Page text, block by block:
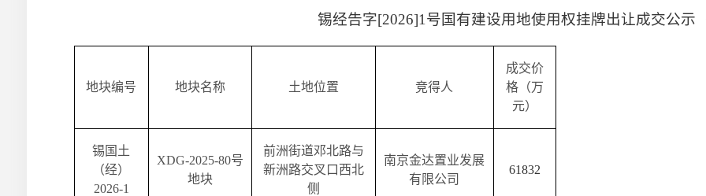
锡经告字[2026]1号国有建设用地使用权挂牌出让成交公示
地块编号 地块名称 土地位置 竞得人
成交价
格（万
元）
锡国土
（经）
2026-1
XDG-2025-80号
地块
前洲街道邓北路与
新洲路交叉口西北
侧
南京金达置业发展
有限公司
61832